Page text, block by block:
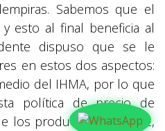
Sabemos que el
esto al final beneficia al
dispuso que se le
en estos dos aspectos:
del IHMA, por lo que
política de precio de
los productores Gómez,